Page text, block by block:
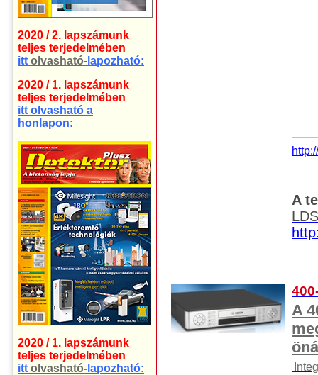
2020 / 2. lapszámunk
teljes terjedelmében
itt olvasható-lapozható:
2020 / 1. lapszámunk
teljes terjedelmében
itt olvasható a
honlapon:
2020 / 1. lapszámunk
teljes terjedelmében
itt olvasható-lapozható:
A
A